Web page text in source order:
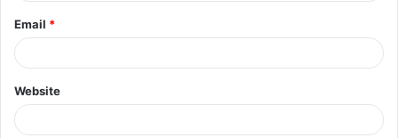
Email *
Website